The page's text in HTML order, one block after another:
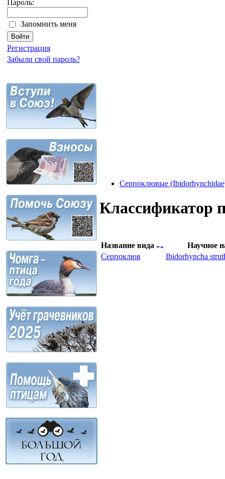
Пароль:
Запомнить меня
Регистрация
Забыли свой пароль?
Серпоклювые
Классификатор
Название вида
Научное
Серпоклюв
Ibidorhyncha